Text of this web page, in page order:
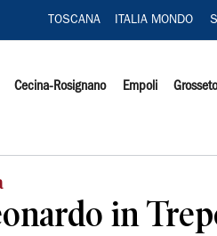
TOSCANA ITALIA MONDO
Cecina-Rosignano Empoli
in